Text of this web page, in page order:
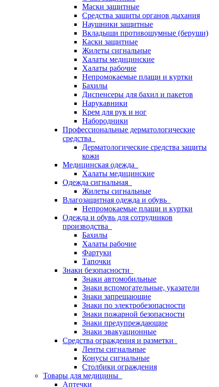
Маски защитные
Средства защиты органов дыхания
Наушники защитные
Вкладыши противошумные (беруши)
Каски защитные
Жилеты сигнальные
Халаты медицинские
Халаты рабочие
Непромокаемые плащи и куртки
Бахилы
Диспенсеры для бахил и пакетов
Нарукавники
Крем для рук и ног
Набородники
Профессиональные дерматологические
средства
Дерматологические средства защиты
кожи
Медицинская одежда
Халаты медицинские
Одежда сигнальная
Жилеты сигнальные
Влагозащитная одежда и обувь
Непромокаемые плащи и куртки
Одежда и обувь для сотрудников
производства
Бахилы
Халаты рабочие
Фартуки
Тапочки
Знаки безопасности
Знаки автомобильные
Знаки вспомогательные, указатели
Знаки запрещающие
Знаки по электробезопасности
Знаки пожарной безопасности
Знаки предупреждающие
Знаки эвакуационные
Средства ограждения и разметки
Ленты сигнальные
Конусы сигнальные
Столбики ограждения
Товары для медицины
Аптечки